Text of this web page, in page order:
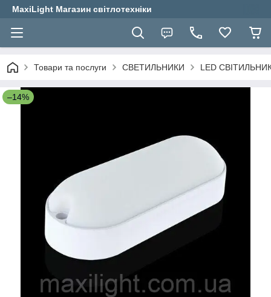
MaxiLight Магазин світлотехніки
Товари та послуги СВЕТИЛЬНИКИ LED
–14%